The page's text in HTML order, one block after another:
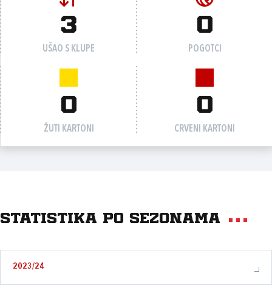
3
UŠAO S KLUPE
0
POGOTCI
0
ŽUTI KARTONI
0
CRVENI KARTONI
Statistika po sezonama
2023/24